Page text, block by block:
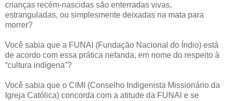
crianças recém-nascidas são enterradas vivas,
estranguladas, ou simplesmente deixadas na mata para
morrer?
Você sabia que a FUNAI (Fundação Nacional do Índio) está
de acordo com essa prática nefanda, em nome do respeito à
“cultura indígena”?
Você sabia que o CIMI (Conselho Indigenista Missionário da
Igreja Católica) concorda com a atitude da FUNAI e se